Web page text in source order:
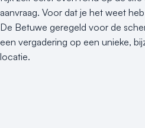
aanvraag. Voor dat je het weet
De Betuwe geregeld voor de
een vergadering op een unieke,
locatie.